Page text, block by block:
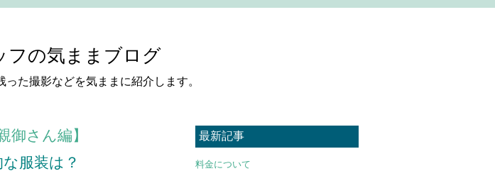
フの気ままブログ
た撮影などを気ままに紹介します。
御さん編】
服装は？
最新記事
料金について